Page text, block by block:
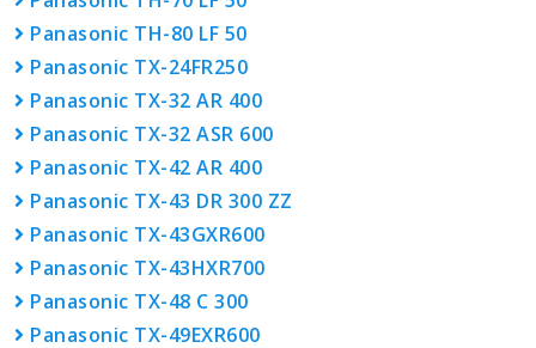
Panasonic TH-80 LF 50
Panasonic TX-24FR250
Panasonic TX-32 AR 400
Panasonic TX-32 ASR 600
Panasonic TX-42 AR 400
Panasonic TX-43 DR 300 ZZ
Panasonic TX-43GXR600
Panasonic TX-43HXR700
Panasonic TX-48 C 300
Panasonic TX-49EXR600